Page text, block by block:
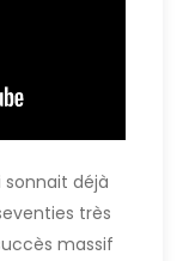
sonnait déjà
très
massif